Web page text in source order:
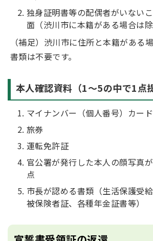
独身証明書等の配偶者がいない
面（渋川市に本籍がある場合は除
（補足）渋川市に住所と本籍がある
書類は不要です。
本人確認資料（1～5の中で1点
マイナンバー（個人番号）カード
旅券
運転免許証
官公署が発行した本人の顔写真
点
市長が認める書類（生活保護受
被保険者証、各種年金証書等）